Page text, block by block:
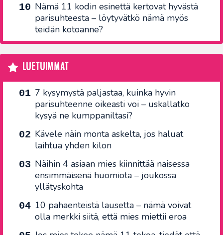
Nämä 11 kodin esinettä kertovat hyvästä
parisuhteesta – löytyvätkö nämä myös
teidän kotoanne?
LUETUIMMAT
7 kysymystä paljastaa, kuinka hyvin
parisuhteenne oikeasti voi – uskallatko
kysyä ne kumppaniltasi?
Kävele näin monta askelta, jos haluat
laihtua yhden kilon
Näihin 4 asiaan mies kiinnittää naisessa
ensimmäisenä huomiota – joukossa
yllätyskohta
10 pahaenteistä lausetta – nämä voivat
olla merkki siitä, että mies miettii eroa